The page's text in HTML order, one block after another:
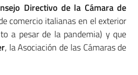
Directivo de la Cámara de
comercio italianas en el exterior
a pesar de la pandemia) y que
, la Asociación de las Cámaras de